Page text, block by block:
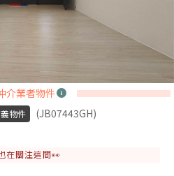
介業者物件
物件
(JB07443GH)
在關注這間👀